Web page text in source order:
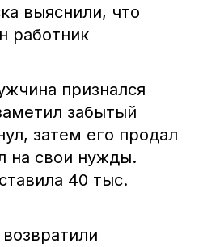
выяснили, что
работник
признался
забытый
затем его продал
на свои нужды.
40 тыс.